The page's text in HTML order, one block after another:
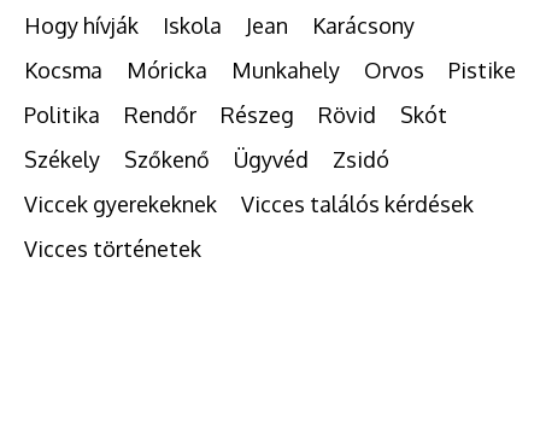
Hogy hívják
Iskola Jean
Karácsony
Kocsma
Móricka Munkahely Orvos
Pistike
Politika
Rendőr Részeg Rövid
Skót
Székely
Szőkenő Ügyvéd
Zsidó
Viccek gyerekeknek
Vicces találós kérdések
Vicces történetek